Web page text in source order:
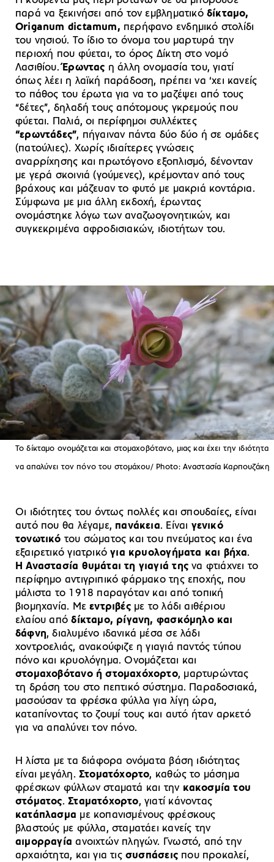
παρά να ξεκινήσει από τον εμβληματικό δίκταμο,
Origanum dictamum, περήφανο ενδημικό στολίδι
του νησιού. Το ίδιο το όνομα του μαρτυρά την
περιοχή που φύεται, το όρος Δίκτη στο νομό
Λασιθίου.Έρωντας η άλλη ονομασία του, γιατί
όπως λέει η λαϊκή παράδοση, πρέπει να ‘χει κανείς
το πάθος του έρωτα για να το μαζέψει από τους
“δέτες”, δηλαδή τους απότομους γκρεμούς που
φύεται. Παλιά, οι περίφημοι συλλέκτες
“ερωντάδες”, πήγαιναν πάντα δύο δύο ή σε ομάδες
(πατούλιες). Χωρίς ιδιαίτερες γνώσεις
αναρρίχησης και πρωτόγονο εξοπλισμό, δένονταν
με γερά σκοινιά (γούμενες), κρέμονταν από τους
βράχους και μάζευαν το φυτό με μακριά κοντάρια.
Σύμφωνα με μια άλλη εκδοχή, έρωντας
ονομάστηκε λόγω των αναζωογονητικών, και
συγκεκριμένα αφροδισιακών, ιδιοτήτων του.
Το δίκταμο ονομάζεται και στομαχοβότανο, μιας και έχει την ιδιότητα
να απαλύνει τον πόνο του στομάχου/ Photo: Αναστασία Καρπουζάκη
Οι ιδιότητες του όντως πολλές και σπουδαίες, είναι
αυτό που θα λέγαμε, πανάκεια. Είναι γενικό
τονωτικό του σώματος και του πνεύματος και ένα
εξαιρετικό γιατρικόγια κρυολογήματα και βήχα.
Η Αναστασία θυμάται τη γιαγιά τηςνα φτιάχνει το
περίφημο αντιγριπικό φάρμακο της εποχής, που
μάλιστα το 1918 παραγόταν και από τοπική
βιομηχανία. Μεεντριβέςμε το λάδι αιθέριου
ελαίου απόδίκταμο, ρίγανη, φασκόμηλο και
δάφνη, διαλυμένο ιδανικά μέσα σε λάδι
χοντροελιάς, ανακούφιζε η γιαγιά παντός τύπου
πόνο και κρυολόγημα. Ονομάζεται και
στομαχοβότανο ή στομαχόχορτο, μαρτυρώντας
τη δράση του στο πεπτικό σύστημα. Παραδοσιακά,
μασούσαν τα φρέσκα φύλλα για λίγη ώρα,
καταπίνοντας το ζουμί τους και αυτό ήταν αρκετό
για να απαλύνει τον πόνο.
Η λίστα με τα διάφορα ονόματα βάση ιδιότητας
είναι μεγάλη. Στοματόχορτο, καθώς το μάσημα
φρέσκων φύλλων σταματά και την κακοσμία του
στόματος.Σταματόχορτο, γιατί κάνοντας
κατάπλασμα με κοπανισμένους φρέσκους
βλαστούς με φύλλα, σταματάει κανείς την
αιμορραγία ανοιχτών πληγών. Γνωστό, από την
αρχαιότητα, και για τιςσυσπάσειςπου προκαλεί,